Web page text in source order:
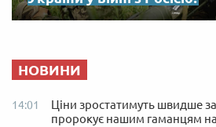
НОВИНИ
14:01
Ціни зростатимуть швидше
пророкує нашим гаманцям